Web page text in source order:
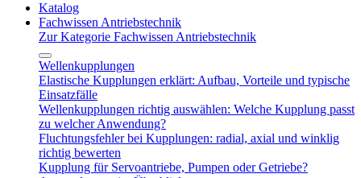
Katalog
Fachwissen Antriebstechnik
Zur Kategorie Fachwissen Antriebstechnik
Wellenkupplungen
Elastische Kupplungen erklärt: Aufbau, Vorteile und typische
Einsatzfälle
Wellenkupplungen richtig auswählen: Welche Kupplung passt
zu welcher Anwendung?
Fluchtungsfehler bei Kupplungen: radial, axial und winklig
richtig bewerten
Kupplung für Servoantriebe, Pumpen oder Getriebe?